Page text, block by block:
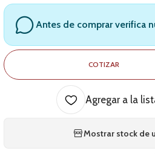
Antes de comprar verifica
COTIZAR
Agregar a la
Mostrar stock de